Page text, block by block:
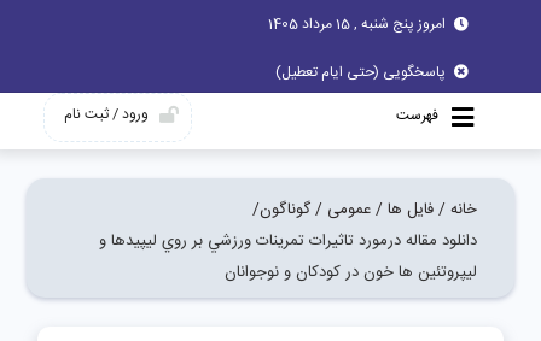
امروز پنج شنبه , 15 مرداد 1405
پاسخگویی (حتی ایام تعطیل)
فهرست
ورود / ثبت نام
خانه / فایل ها / عمومی / گوناگون/
دانلود مقاله درمورد تاثيرات تمرينات ورزشي بر روي ليپيدها و
ليپروتئين ها خون در كودكان و نوجوانان